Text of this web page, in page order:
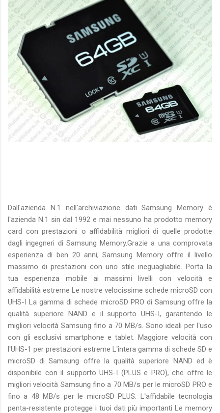
Dall'azienda N.1 nell'archiviazione dati Samsung Memory è
l'azienda N.1 sin dal 1992 e mai nessuno ha prodotto memory
card con prestazioni o affidabilità migliori di quelle prodotte
dagli ingegneri di Samsung Memory.Grazie a una comprovata
esperienza di ben 20 anni, Samsung Memory offre il livello
massimo di prestazioni con uno stile ineguagliabile. Porta la
tua esperienza mobile ai massimi livelli con velocità e
affidabilità estreme Le nostre velocissime schede microSD con
UHS-I La gamma di schede microSD PRO di Samsung offre la
qualità superiore NAND e il supporto UHS-I, garantendo le
migliori velocità Samsung fino a 70 MB/s. Sono ideali per l'uso
con gli esclusivi smartphone e tablet. Maggiore velocità con
l'UHS-1 per prestazioni estreme L'intera gamma di schede SD e
microSD di Samsung offre la qualità superiore NAND ed è
disponibile con il supporto UHS-I (PLUS e PRO), che offre le
migliori velocità Samsung fino a 70 MB/s per le microSD PRO e
fino a 48 MB/s per le microSD PLUS. L'affidabile tecnologia
penta-resistente protegge i tuoi dati più importanti Le memory